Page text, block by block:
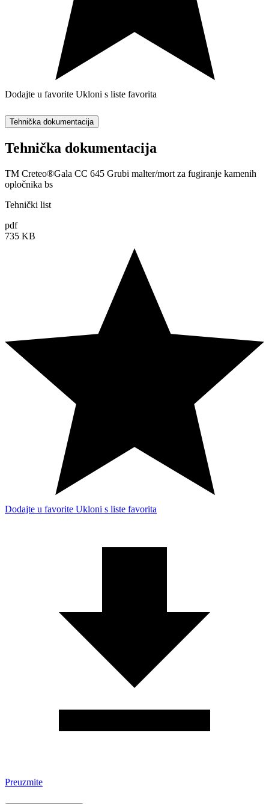
Dodajte u favorite Ukloni s liste favorita
Tehnička dokumentacija
Tehnička dokumentacija
TM Creteo®Gala CC 645 Grubi malter/mort za fugiranje kamenih
opločnika bs
Tehnički list
pdf
735 KB
Dodajte u favorite Ukloni s liste favorita
Preuzmite